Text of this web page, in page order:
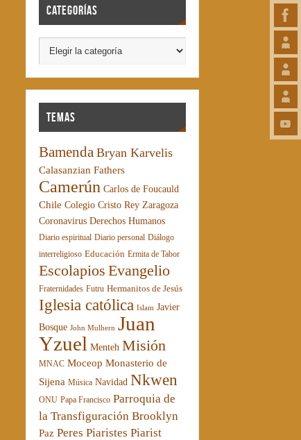
Categorías
Temas
Bamenda Bryan Karvelis
Calasanzian Fathers
Camerún Carlos de Foucauld
Chile Colegio Cristo Rey Zaragoza
Coronavirus Derechos Humanos
Diario espiritual Diario personal Diálogo
interreligioso Educación Ermita de Tabor
Escolapios Evangelio
Fraternidades Futru Hermanitos de Jesús
Iglesia católica Islam Javier
Bosque John Mulhern Juan
Yzuel Menteh Misión
MNAC Moceop Monasterio de
Sijena Música Navidad Nkwen
ONU Papa Francisco Parroquia de
la Transfiguración Brooklyn
Paz Peres Piaristes Piarist